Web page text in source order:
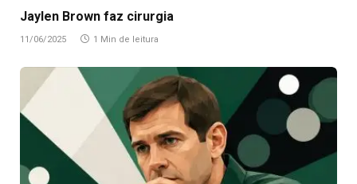
Jaylen Brown faz cirurgia
11/06/2025 1 Min de leitura